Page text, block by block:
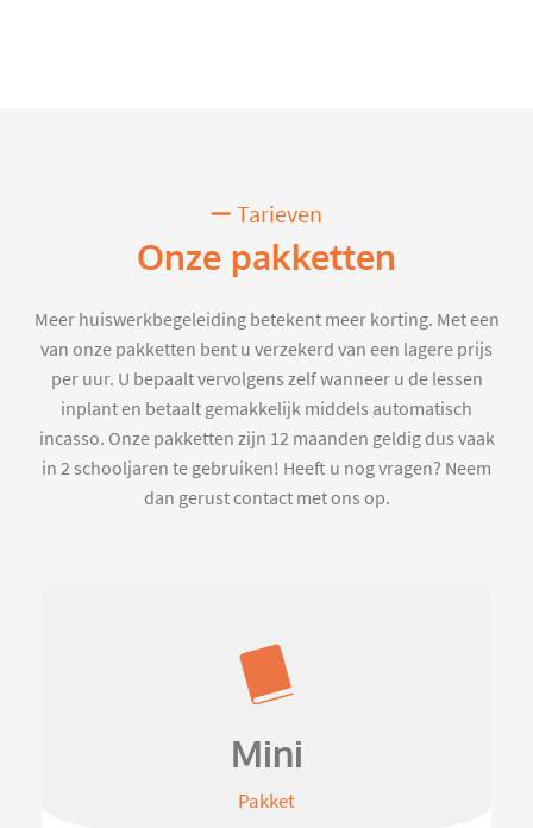
Tarieven
Onze pakketten
Meer huiswerkbegeleiding betekent meer korting. Met een
van onze pakketten bent u verzekerd van een lagere prijs
per uur. U bepaalt vervolgens zelf wanneer u de lessen
inplant en betaalt gemakkelijk middels automatisch
incasso. Onze pakketten zijn 12 maanden geldig dus vaak
in 2 schooljaren te gebruiken! Heeft u nog vragen? Neem
dan gerust contact met ons op.
Mini
Pakket